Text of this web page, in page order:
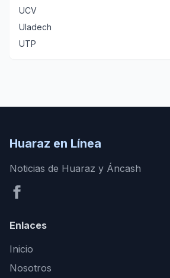
UCV
Uladech
UTP
Huaraz en Línea
Noticias de Huaraz y Áncash
Enlaces
Inicio
Nosotros